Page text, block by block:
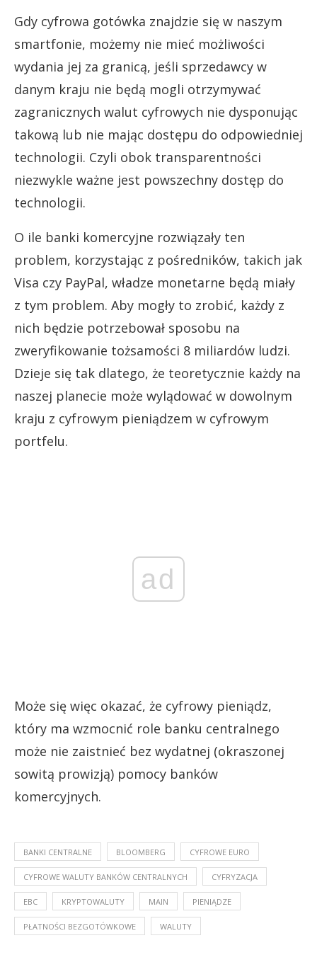
Gdy cyfrowa gotówka znajdzie się w naszym
smartfonie, możemy nie mieć możliwości
wydania jej za granicą, jeśli sprzedawcy w
danym kraju nie będą mogli otrzymywać
zagranicznych walut cyfrowych nie dysponując
takową lub nie mając dostępu do odpowiedniej
technologii. Czyli obok transparentności
niezwykle ważne jest powszechny dostęp do
technologii.
O ile banki komercyjne rozwiązały ten
problem, korzystając z pośredników, takich jak
Visa czy PayPal, władze monetarne będą miały
z tym problem. Aby mogły to zrobić, każdy z
nich będzie potrzebował sposobu na
zweryfikowanie tożsamości 8 miliardów ludzi.
Dzieje się tak dlatego, że teoretycznie każdy na
naszej planecie może wylądować w dowolnym
kraju z cyfrowym pieniądzem w cyfrowym
portfelu.
ad
Może się więc okazać, że cyfrowy pieniądz,
który ma wzmocnić role banku centralnego
może nie zaistnieć bez wydatnej (okraszonej
sowitą prowizją) pomocy banków
komercyjnych.
BANKI CENTRALNE BLOOMBERG CYFROWE EURO
CYFROWE WALUTY BANKÓW CENTRALNYCH CYFRYZACJA
EBC KRYPTOWALUTY MAIN PIENIĄDZE
PŁATNOŚCI BEZGOTÓWKOWE WALUTY